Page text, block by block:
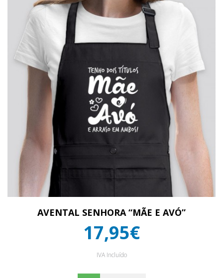
AVENTAL SENHORA “MÃE E AVÓ”
17,95€
IVA Incluído